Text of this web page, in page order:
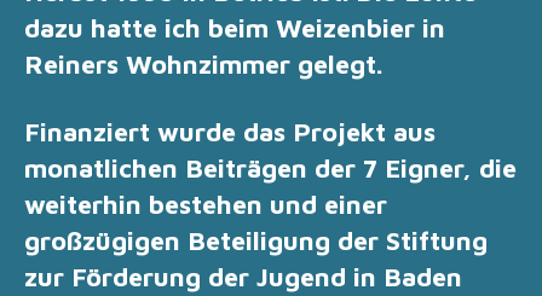
dazu hatte ich beim Weizenbier in
Reiners Wohnzimmer gelegt.
Finanziert wurde das Projekt aus
monatlichen Beiträgen der 7 Eigner, die
weiterhin bestehen und einer
großzügigen Beteiligung der Stiftung
zur Förderung der Jugend in Baden